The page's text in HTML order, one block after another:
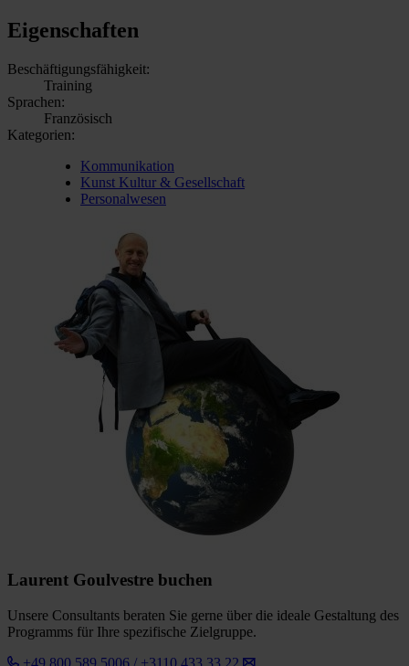
Eigenschaften
Beschäftigungsfähigkeit:
Training
Sprachen:
Französisch
Kategorien:
Kommunikation
Kunst Kultur & Gesellschaft
Personalwesen
Laurent Goulvestre buchen
Unsere Consultants beraten Sie gerne über die ideale Gestaltung des
Programms für Ihre spezifische Zielgruppe.